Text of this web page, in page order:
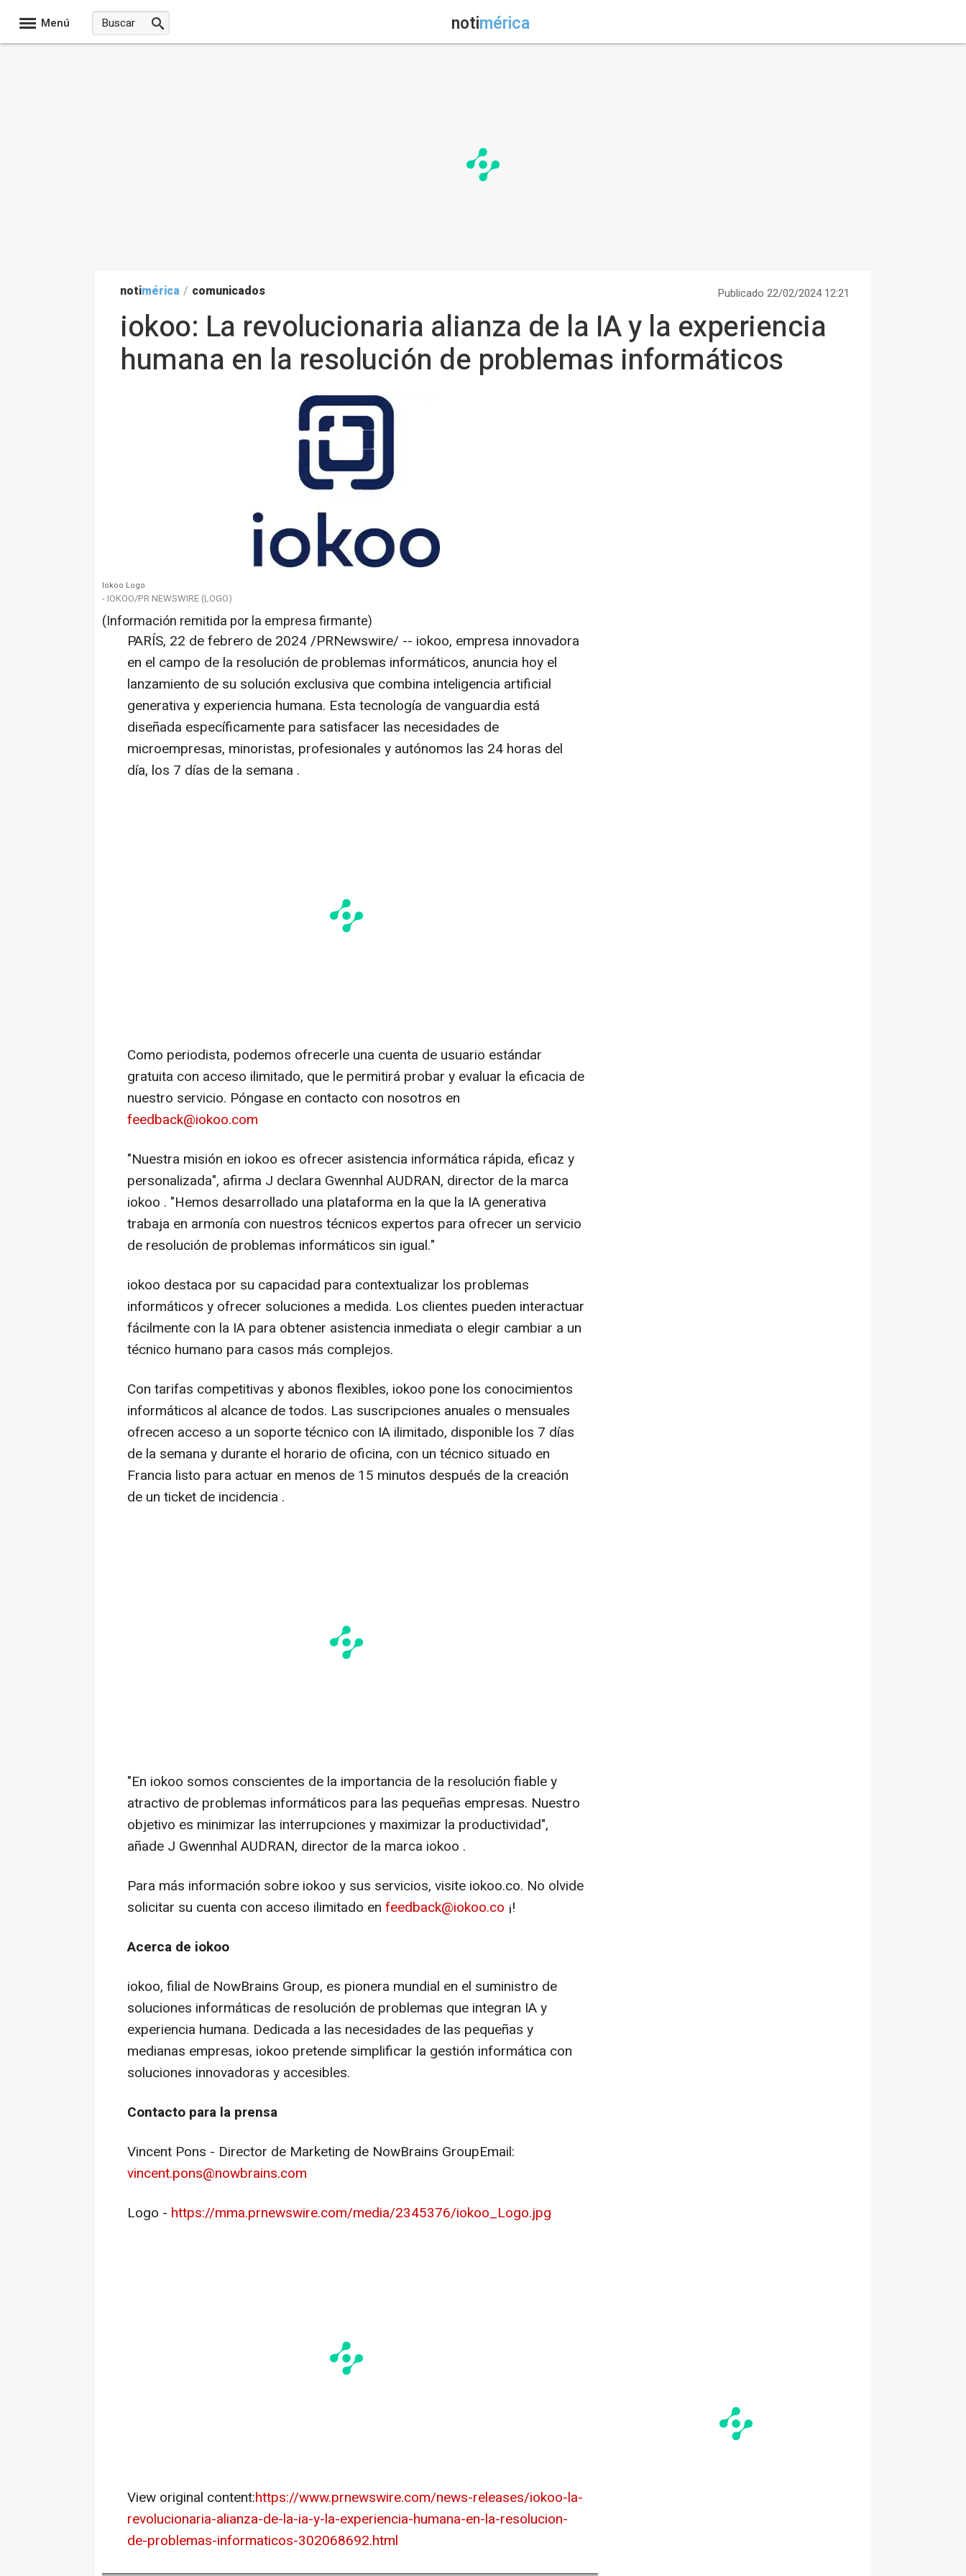
Menú notimérica
notimérica / comunicados Publicado 22/02/2024 12:21
iokoo: La revolucionaria alianza de la IA y la experiencia
humana en la resolución de problemas informáticos
Iokoo Logo
- IOKOO/PR NEWSWIRE (LOGO)
(Información remitida por la empresa firmante)
PARÍS, 22 de febrero de 2024/PRNewswire/ -- iokoo, empresa innovadora
en el campo de la resolución de problemas informáticos, anuncia hoy el
lanzamiento de su solución exclusiva que combina inteligencia artificial
generativa y experiencia humana. Esta tecnología de vanguardia está
diseñada específicamente para satisfacer las necesidades de
microempresas, minoristas, profesionales y autónomos las 24 horas del
día, los 7 días de la semana .
Como periodista, podemos ofrecerle una cuenta de usuario estándar
gratuita con acceso ilimitado, que le permitirá probar y evaluar la eficacia de
nuestro servicio. Póngase en contacto con nosotros en
feedback@iokoo.com
"Nuestra misión en iokoo es ofrecer asistencia informática rápida, eficaz y
personalizada", afirma J declara Gwennhal AUDRAN, director de la marca
iokoo . "Hemos desarrollado una plataforma en la que la IA generativa
trabaja en armonía con nuestros técnicos expertos para ofrecer un servicio
de resolución de problemas informáticos sin igual."
iokoo destaca por su capacidad para contextualizar los problemas
informáticos y ofrecer soluciones a medida. Los clientes pueden interactuar
fácilmente con la IA para obtener asistencia inmediata o elegir cambiar a un
técnico humano para casos más complejos.
Con tarifas competitivas y abonos flexibles, iokoo pone los conocimientos
informáticos al alcance de todos. Las suscripciones anuales o mensuales
ofrecen acceso a un soporte técnico con IA ilimitado, disponible los 7 días
de la semana y durante el horario de oficina, con un técnico situado en
Francia listo para actuar en menos de 15 minutos después de la creación
de un ticket de incidencia .
"En iokoo somos conscientes de la importancia de la resolución fiable y
atractivo de problemas informáticos para las pequeñas empresas. Nuestro
objetivo es minimizar las interrupciones y maximizar la productividad",
añade J Gwennhal AUDRAN, director de la marca iokoo .
Para más información sobre iokoo y sus servicios, visite iokoo.co. No olvide
solicitar su cuenta con acceso ilimitado en feedback@iokoo.co ¡!
Acerca de iokoo
iokoo, filial de NowBrains Group, es pionera mundial en el suministro de
soluciones informáticas de resolución de problemas que integran IA y
experiencia humana. Dedicada a las necesidades de las pequeñas y
medianas empresas, iokoo pretende simplificar la gestión informática con
soluciones innovadoras y accesibles.
Contacto para la prensa
Vincent Pons - Director de Marketing de NowBrains GroupEmail:
vincent.pons@nowbrains.com
Logo - https://mma.prnewswire.com/media/2345376/iokoo_Logo.jpg
View original content:https://www.prnewswire.com/news-releases/iokoo-la-
revolucionaria-alianza-de-la-ia-y-la-experiencia-humana-en-la-resolucion-
de-problemas-informaticos-302068692.html